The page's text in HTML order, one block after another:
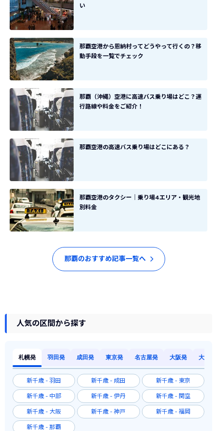
い
那覇空港から恩納村ってどうやって行くの？移
動手段を一覧でチェック
那覇（沖縄）空港に高速バス乗り場はどこ？運
行路線や料金をご紹介！
那覇空港の高速バス乗り場はどこにある？
那覇空港のタクシー｜乗り場4エリア・観光地
別料金
那覇のおすすめ記事一覧へ
人気の区間から探す
札幌発 羽田発 成田発 東京発 名古屋発 大阪発 大阪発
新千歳 - 羽田 新千歳 - 成田 新千歳 - 東京
新千歳 - 中部 新千歳 - 伊丹 新千歳 - 関空
新千歳 - 大阪 新千歳 - 神戸 新千歳 - 福岡
新千歳 - 那覇